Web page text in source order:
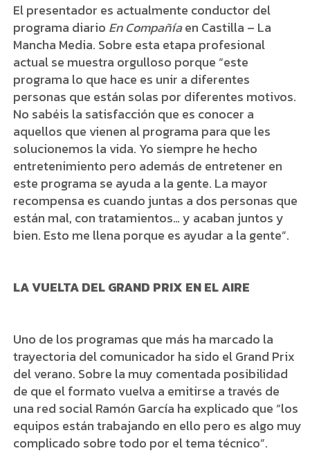
El presentador es actualmente conductor del
programa diario En Compañíaen Castilla – La
Mancha Media. Sobre esta etapa profesional
actual se muestra orgulloso porque “este
programa lo que hace es unir a diferentes
personas que están solas por diferentes motivos.
No sabéis la satisfacción que es conocer a
aquellos que vienen al programa para que les
solucionemos la vida. Yo siempre he hecho
entretenimiento pero además de entretener en
este programa se ayuda a la gente. La mayor
recompensa es cuando juntas a dos personas que
están mal, con tratamientos… y acaban juntos y
bien. Esto me llena porque es ayudar a la gente”.
LA VUELTA DEL GRAND PRIX EN EL AIRE
Uno de los programas que más ha marcado la
trayectoria del comunicador ha sido el Grand Prix
del verano. Sobre la muy comentada posibilidad
de que el formato vuelva a emitirse a través de
una red social Ramón García ha explicado que “los
equipos están trabajando en ello pero es algo muy
complicado sobre todo por el tema técnico”.